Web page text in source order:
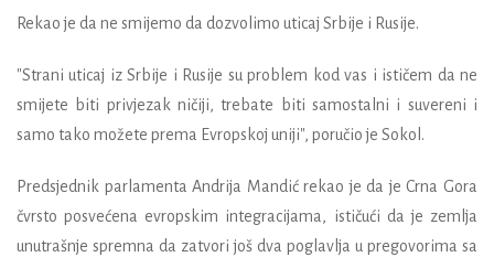
Rekao je da ne smijemo da dozvolimo uticaj Srbije i Rusije.
"Strani uticaj iz Srbije i Rusije su problem kod vas i ističem da ne
smijete biti privjezak ničiji, trebate biti samostalni i suvereni i
samo tako možete prema Evropskoj uniji", poručio je Sokol.
Predsjednik parlamenta Andrija Mandić rekao je da je Crna Gora
čvrsto posvećena evropskim integracijama, ističući da je zemlja
unutrašnje spremna da zatvori još dva poglavlja u pregovorima sa